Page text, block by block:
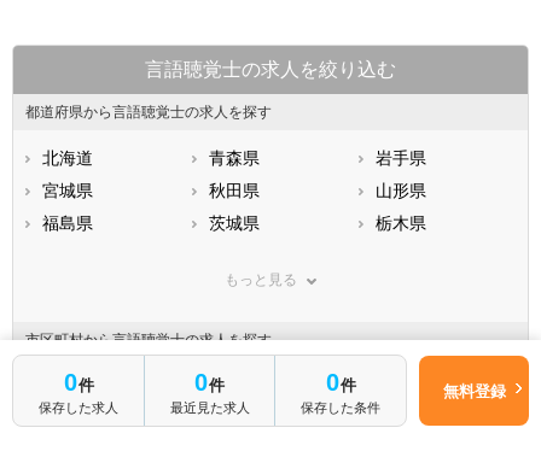
0件
保存した求人
0件
最近見た求人
0件
保存した条件
無料登録
言語聴覚士の求人を絞り込む
都道府県から言語聴覚士の求人を探す
北海道 青森県
岩手県
宮城県
秋田県
山形県
福島県
茨城県
栃木県
神奈川県
石川県
福井県
岐阜県
静岡県
愛知県
滋賀県
京都府
大阪府
もっと見る
市区町村から言語聴覚士の求人を探す
名古屋市すべて
名古屋市千種区
名古屋市東区